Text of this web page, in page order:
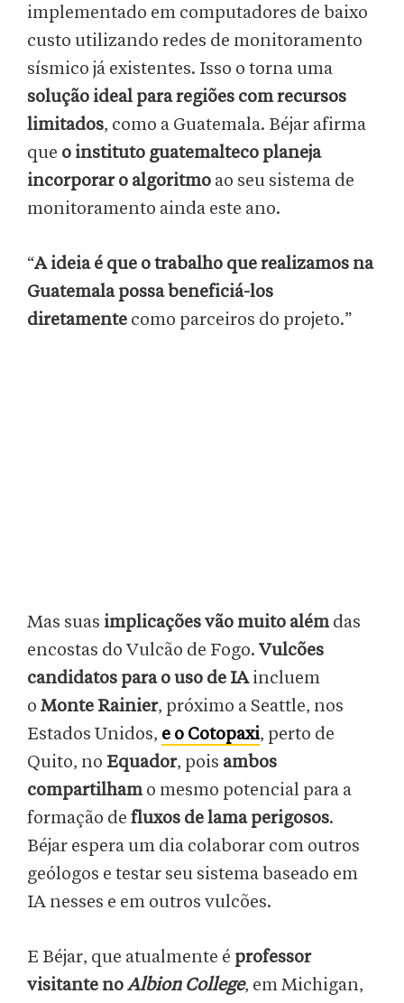
implementado em computadores de baixo
custo utilizando redes de monitoramento
sísmico já existentes. Isso o torna uma
solução ideal para regiões com recursos
limitados, como a Guatemala. Béjar afirma
que o instituto guatemalteco planeja
incorporar o algoritmo ao seu sistema de
monitoramento ainda este ano.
“A ideia é que o trabalho que realizamos na
Guatemala possa beneficiá-los
diretamente como parceiros do projeto.”
Mas suas implicações vão muito alémdas
encostas do Vulcão de Fogo. Vulcões
candidatos para o uso de IAincluem
o Monte Rainier, próximo a Seattle, nos
Estados Unidos, e o Cotopaxi, perto de
Quito, no Equador, pois ambos
compartilhamo mesmo potencial para a
formação de fluxos de lama perigosos.
Béjar espera um dia colaborar com outros
geólogos e testar seu sistema baseado em
IA nesses e em outros vulcões.
E Béjar, que atualmente é professor
visitante noAlbion College, em Michigan,